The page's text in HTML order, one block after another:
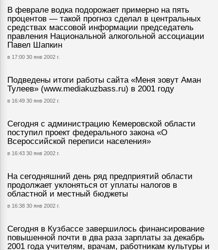
В феврале водка подорожает примерно на пять
процентов — такой прогноз сделал в центральных
средствах массовой информации председатель
правления Национальной алкогольной ассоциации
Павел Шапкин
в 17:00 30 янв 2002 г.
Подведены итоги работы сайта «Меня зовут Аман
Тулеев» (www.mediakuzbass.ru) в 2001 году
в 16:49 30 янв 2002 г.
Сегодня с администрацию Кемеровской области
поступил проект федерального закона «О
Всероссийской переписи населения»
в 16:43 30 янв 2002 г.
На сегодняшний день ряд предприятий области
продолжает уклоняться от уплаты налогов в
областной и местный бюджеты
в 16:38 30 янв 2002 г.
Сегодня в Кузбассе завершилось финансирование
повышенной почти в два раза зарплаты за декабрь
2001 года учителям, врачам, работникам культуры и